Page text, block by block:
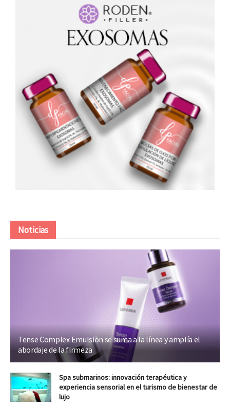
Noticias
Tense Complex Emulsion se suma a la línea y amplía el
abordaje de la firmeza
Spa submarinos: innovación terapéutica y
experiencia sensorial en el turismo de bienestar de
lujo